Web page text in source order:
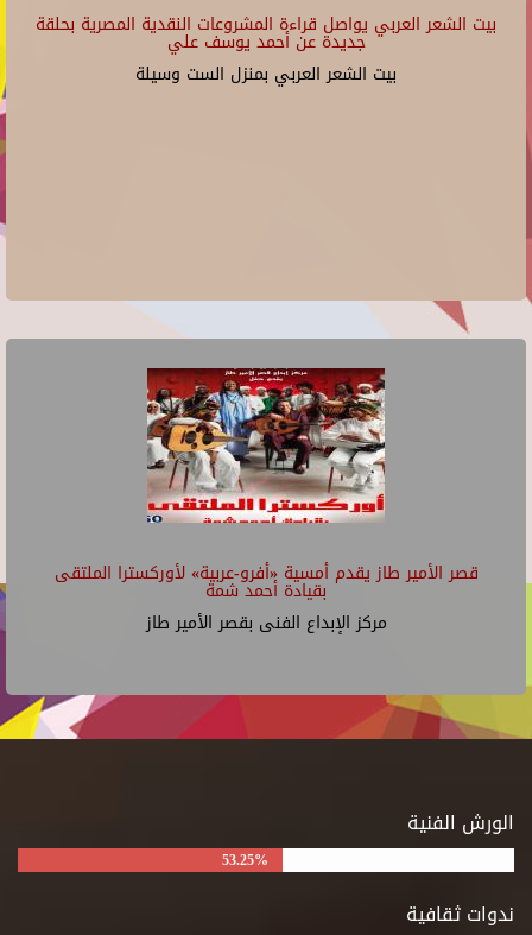
بيت الشعر العربي يواصل قراءة المشروعات النقدية المصرية بحلقة
جديدة عن أحمد يوسف علي
بيت الشعر العربي بمنزل الست وسيلة
قصر الأمير طاز يقدم أمسية «أفرو-عربية» لأوركسترا الملتقى
بقيادة أحمد شمة
مركز الإبداع الفنى بقصر الأمير طاز
الورش الفنية
53.25%
ندوات ثقافية